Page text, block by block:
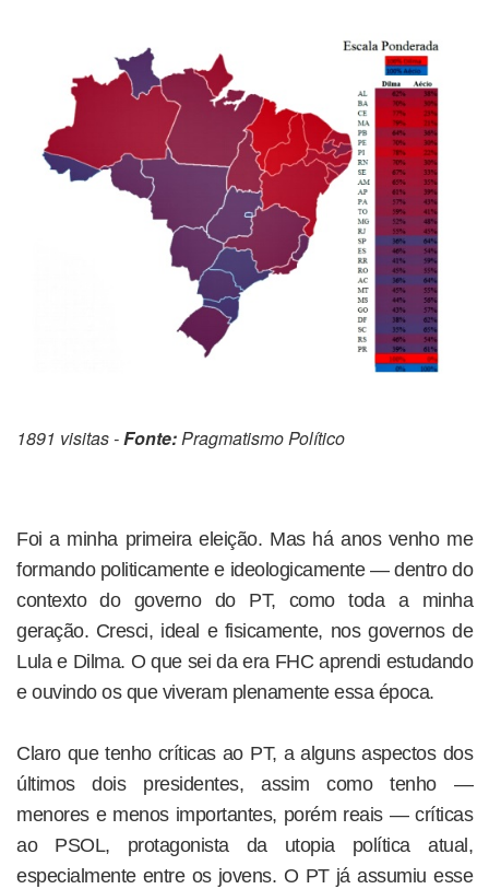
1891 visitas -Fonte:Pragmatismo Político
Foi a minha primeira eleição. Mas há anos venho me
formando politicamente e ideologicamente — dentro do
contexto do governo do PT, como toda a minha
geração. Cresci, ideal e fisicamente, nos governos de
Lula e Dilma. O que sei da era FHC aprendi estudando
e ouvindo os que viveram plenamente essa época.
Claro que tenho críticas ao PT, a alguns aspectos dos
últimos dois presidentes, assim como tenho —
menores e menos importantes, porém reais — críticas
ao PSOL, protagonista da utopia política atual,
especialmente entre os jovens. O PT já assumiu esse